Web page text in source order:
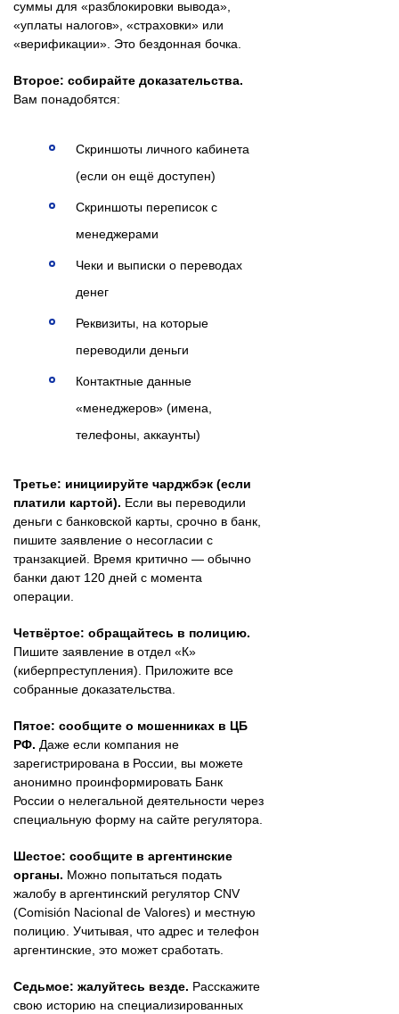
суммы для «разблокировки вывода»,
«уплаты налогов», «страховки» или
«верификации». Это бездонная бочка.
Второе: собирайте доказательства.
Вам понадобятся:
Скриншоты личного кабинета
(если он ещё доступен)
Скриншоты переписок с
менеджерами
Чеки и выписки о переводах
денег
Реквизиты, на которые
переводили деньги
Контактные данные
«менеджеров» (имена,
телефоны, аккаунты)
Третье: инициируйте чарджбэк (если
платили картой). Если вы переводили
деньги с банковской карты, срочно в банк,
пишите заявление о несогласии с
транзакцией. Время критично — обычно
банки дают 120 дней с момента
операции.
Четвёртое: обращайтесь в полицию.
Пишите заявление в отдел «К»
(киберпреступления). Приложите все
собранные доказательства.
Пятое: сообщите о мошенниках в ЦБ
РФ. Даже если компания не
зарегистрирована в России, вы можете
анонимно проинформировать Банк
России о нелегальной деятельности через
специальную форму на сайте регулятора.
Шестое: сообщите в аргентинские
органы. Можно попытаться подать
жалобу в аргентинский регулятор CNV
(Comisión Nacional de Valores) и местную
полицию. Учитывая, что адрес и телефон
аргентинские, это может сработать.
Седьмое: жалуйтесь везде. Расскажите
свою историю на специализированных